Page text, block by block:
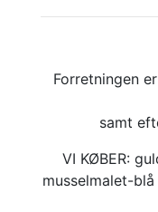
Forretningen
samt
VI KØBER:
musselmalet-